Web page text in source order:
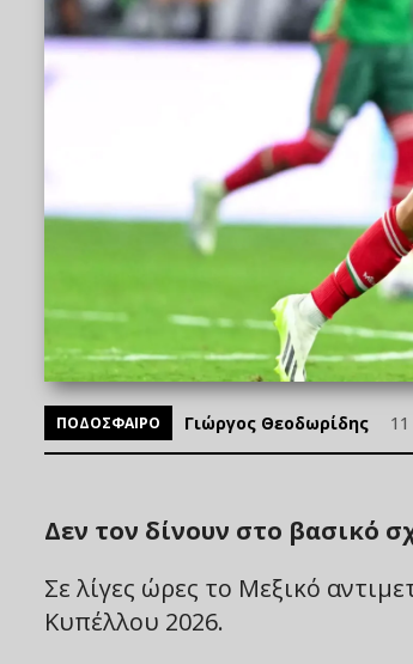
ΠΟΔΟΣΦΑΙΡΟ Γιώργος Θεοδωρίδης
Δεν τον δίνουν στο βασικό
Σε λίγες ώρες το Μεξικό
Κυπέλλου 2026.